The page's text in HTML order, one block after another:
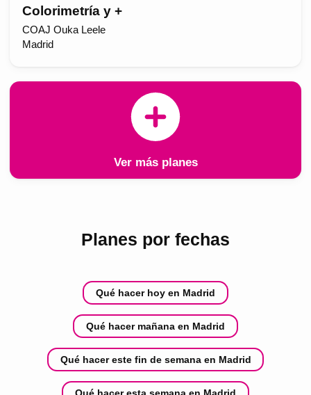
Colorimetría y +
COAJ Ouka Leele
Madrid
Ver más planes
Planes por fechas
Qué hacer hoy en Madrid
Qué hacer mañana en Madrid
Qué hacer este fin de semana en Madrid
Qué hacer esta semana en Madrid